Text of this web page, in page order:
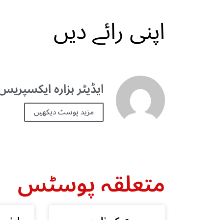
اپنی رائے دیں
ایڈیٹر ہزارہ
مزید پوسٹ دیکھیں
متعلقہ پوسٹس